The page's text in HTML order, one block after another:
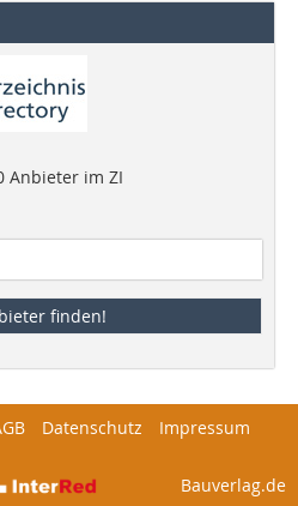
Anbieter im ZI
finden!
Datenschutz
Impressum
Bauverlag.de